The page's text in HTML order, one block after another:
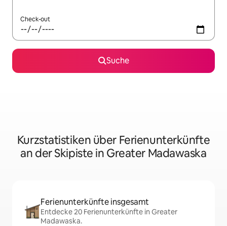
Check-out
Suche
Kurzstatistiken über Ferienunterkünfte
an der Skipiste in Greater Madawaska
Ferienunterkünfte insgesamt
Entdecke 20 Ferienunterkünfte in Greater
Madawaska.